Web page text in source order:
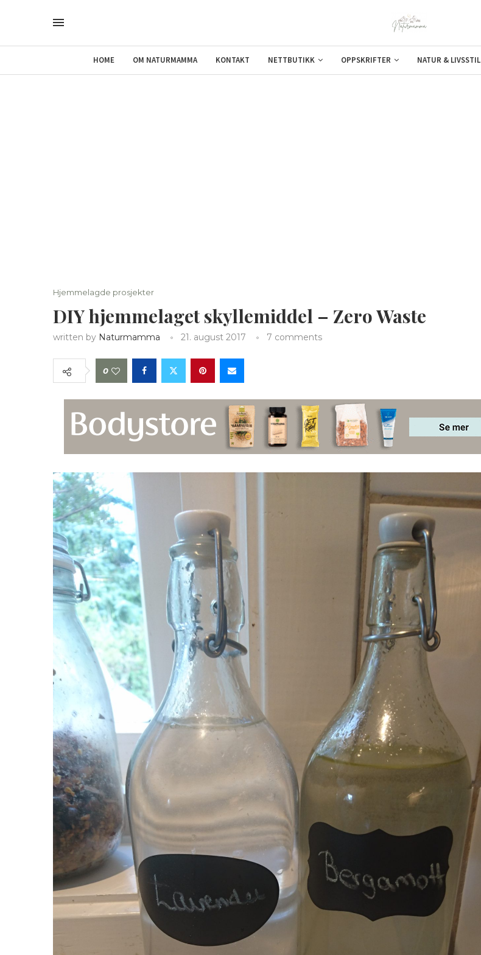
HOME OM NATURMAMMA KONTAKT NETTBUTIKK OPPSKRIFTER NATUR & LIVSSTIL
Hjemmelagde prosjekter
DIY hjemmelaget skyllemiddel – Zero Waste
written by Naturmamma 21. august 2017 7 comments
0